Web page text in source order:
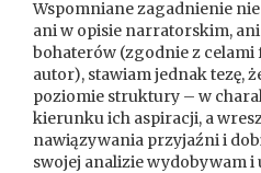
Wspomniane zagadnienie
ani w opisie narratorskim,
bohaterów (zgodnie z
autor), stawiam jednak tezę,
poziomie struktury – w
kierunku ich aspiracji, a
nawiązywania przyjaźni i
swojej analizie wydobywam i